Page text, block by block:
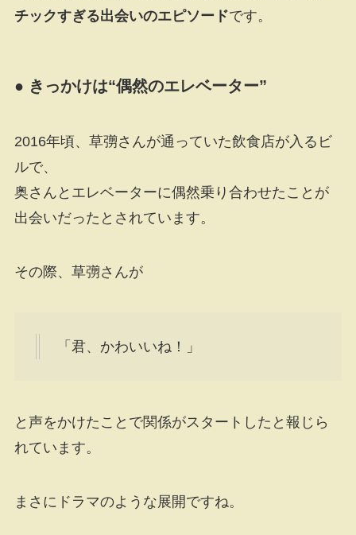
チックすぎる出会いのエピソードです。
● きっかけは“偶然のエレベーター”
2016年頃、草彅さんが通っていた飲食店が入るビ
ルで、
奥さんとエレベーターに偶然乗り合わせたことが
出会いだったとされています。
その際、草彅さんが
「君、かわいいね！」
と声をかけたことで関係がスタートしたと報じら
れています。
まさにドラマのような展開ですね。